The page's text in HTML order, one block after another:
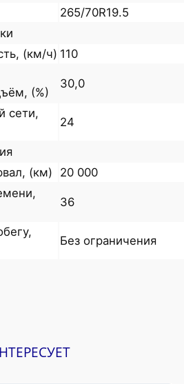
265/70R19.5
(км/ч) 110
(%)
30,0
сети,
24
(км)
20 000
36
Без ограничения